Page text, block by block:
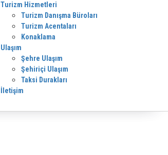
Turizm Hizmetleri
Turizm Danışma Büroları
Turizm Acentaları
Konaklama
Ulaşım
Şehre Ulaşım
Şehiriçi Ulaşım
Taksi Durakları
İletişim